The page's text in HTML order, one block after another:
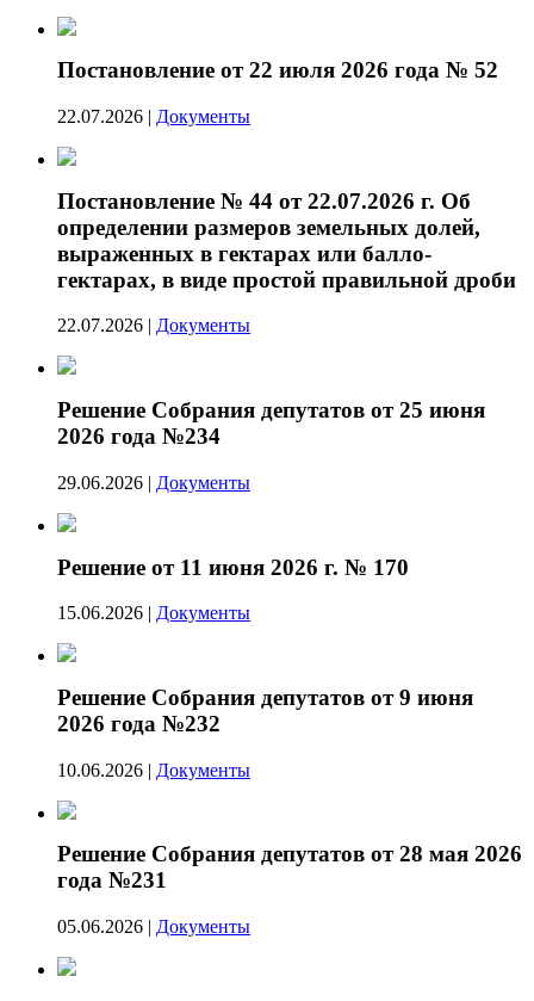
Постановление от 22 июля 2026 года № 52
22.07.2026 | Документы
Постановление № 44 от 22.07.2026 г. Об
определении размеров земельных долей,
выраженных в гектарах или балло-
гектарах, в виде простой правильной дроби
22.07.2026 | Документы
Решение Собрания депутатов от 25 июня
2026 года №234
29.06.2026 | Документы
Решение от 11 июня 2026 г. № 170
15.06.2026 | Документы
Решение Собрания депутатов от 9 июня
2026 года №232
10.06.2026 | Документы
Решение Собрания депутатов от 28 мая 2026
года №231
05.06.2026 | Документы